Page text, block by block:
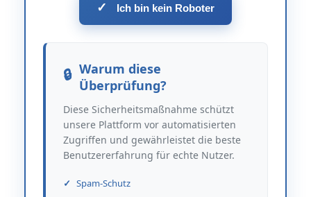
✓ Ich bin kein Roboter
Warum diese
Überprüfung?
Diese Sicherheitsmaßnahme schützt
unsere Plattform vor automatisierten
Zugriffen und gewährleistet die beste
Benutzererfahrung für echte Nutzer.
Spam-Schutz